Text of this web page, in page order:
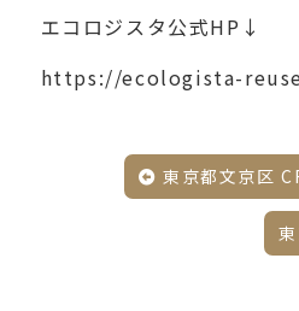
エコロジスタ公式HP↓
https://ecologista-
東京都文京区